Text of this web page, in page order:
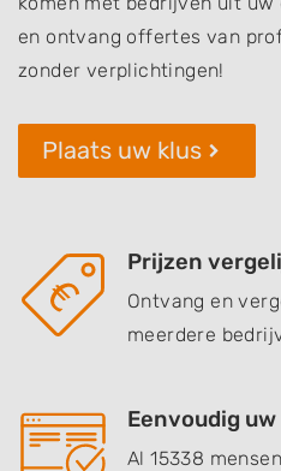
en ontvang offertes van
zonder verplichtingen!
Plaats uw klus
Prijzen
Ontvang en
meerdere
Eenvoudig
Al 15338